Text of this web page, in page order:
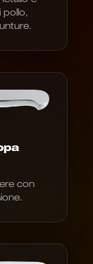
pollo,
con